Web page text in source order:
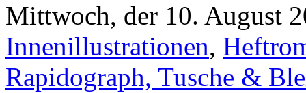
Mittwoch, der 10. August
Innenillustrationen,
Rapidograph, Tusche &